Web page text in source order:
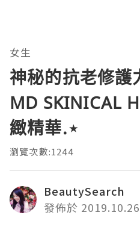
女生
神秘的抗老修護
MD SKINICAL
緻精華.⋆
瀏覽次數:1244
BeautySearch
發佈於 2019.10.26